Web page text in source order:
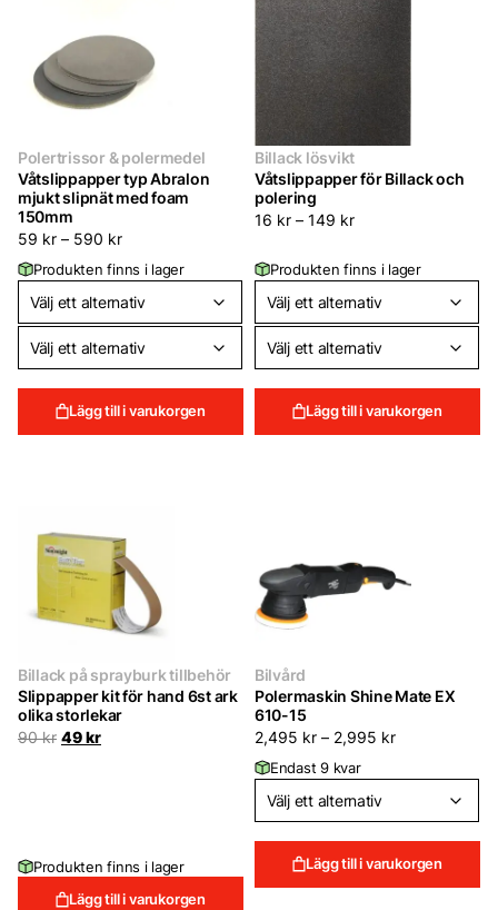
Polertrissor & polermedel
Våtslippapper typ Abralon
mjukt slipnät med foam
150mm
59 kr – 590 kr
Produkten finns i lager
Lägg till i varukorgen
Billack lösvikt
Våtslippapper för Billack och
polering
16 kr – 149 kr
Produkten finns i lager
Lägg till i varukorgen
Billack på sprayburk tillbehör
Slippapper kit för hand 6st ark
olika storlekar
90kr Det
49krDet
Produkten finns i lager
Lägg till i varukorgen
Bilvård
Polermaskin Shine Mate EX
610-15
2,495 kr – 2,995 kr
Endast 9 kvar
Lägg till i varukorgen